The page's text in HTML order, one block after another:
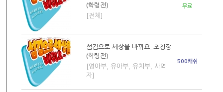
(학령전)
[전체]
무료
섬김으로 세상을 바꿔요_초청장
(학령전)
[영아부, 유아부, 유치부, 사역
자]
500캐쉬